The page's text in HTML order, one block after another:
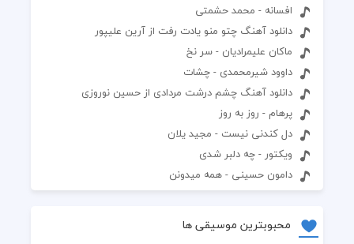
افسانه - محمد حشمتی
دانلود آهنگ چتو منو یادت رفت از آرین علیپور
ماکان علیمرادیان - سر نخ
داوود شیرمحمدی - چشات
دانلود آهنگ چشم درشت مردادی از حسین نوروزی
پرهام - روز به روز
دل کندنی نیست - مجید یلان
ویکتور - چه دلبر شدی
دامون حسینی - همه میدونن
محبوبترین موسیقی ها